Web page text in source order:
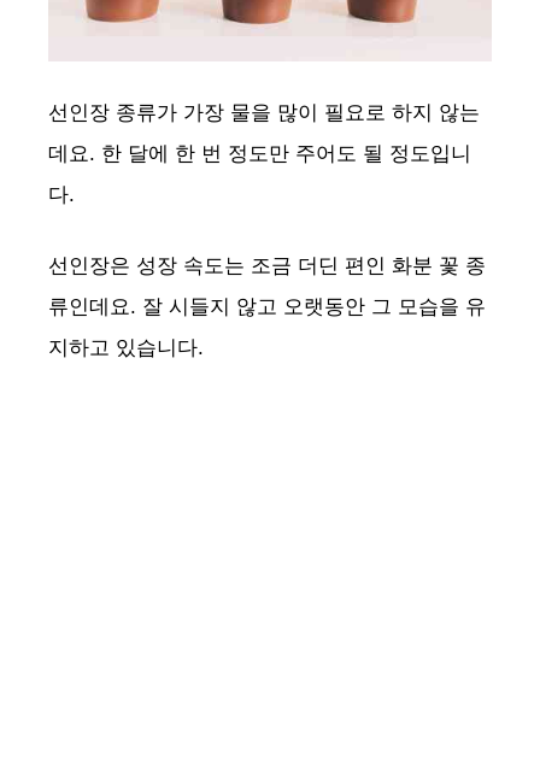
선인장 종류가 가장 물을 많이 필요로 하지 않는
데요. 한 달에 한 번 정도만 주어도 될 정도입니
다.
선인장은 성장 속도는 조금 더딘 편인 화분 꽃 종
류인데요. 잘 시들지 않고 오랫동안 그 모습을 유
지하고 있습니다.